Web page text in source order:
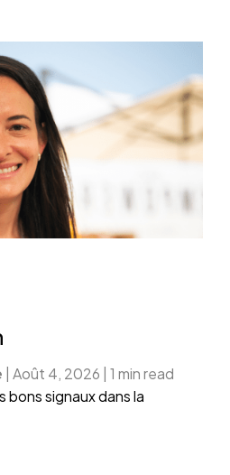
| Août 4, 2026 | 1 min read
signaux dans la